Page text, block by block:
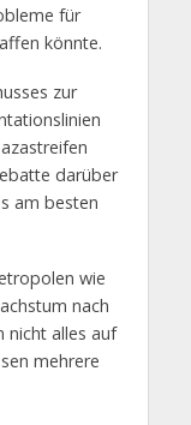
für
könnte.
zur
darüber
am besten
wie
nach
nicht alles auf
mehrere